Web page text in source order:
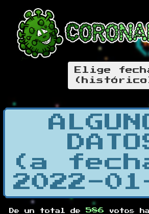
Elige
(a
2022-
De un total de 586 votos